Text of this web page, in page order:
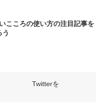
こころの使い方の注目記事を
う